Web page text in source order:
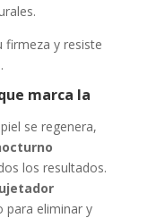
firmeza y resiste
marca la
se regenera,
los resultados.
para eliminar y